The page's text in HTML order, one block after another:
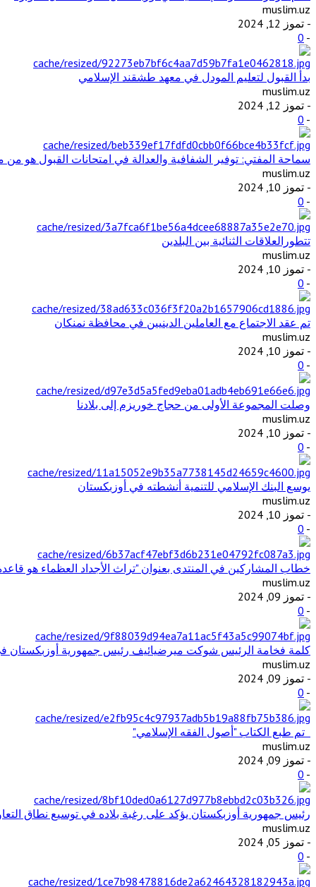
muslim.uz
- تموز 12, 2024
-
0
بدأ القبول لتعليم المودل في معهد طشقند الإسلامي
muslim.uz
- تموز 12, 2024
-
0
سماحة المفتي: توفير الشفافية والعدالة في امتحانات القبول هو من
muslim.uz
- تموز 10, 2024
-
0
تتطورالعلاقات الثنائية بين البلدين
muslim.uz
- تموز 10, 2024
-
0
تم عقد الاجتماع مع العاملين الدينيين في محافظة نمنكان
muslim.uz
- تموز 10, 2024
-
0
وصلت المجموعة الأولى من حجاج خوريزم إلى بلادنا
muslim.uz
- تموز 10, 2024
-
0
يوسع البنك الإسلامي للتنمية أنشطته في أوزبكستان
muslim.uz
- تموز 10, 2024
-
0
خطاب المشاركين في المنتدى بعنوان "تراث الأجداد العظماء هو
muslim.uz
- تموز 09, 2024
-
0
كلمة فخامة الرئيس شوكت ميرضيائيف رئيس جمهورية أوزبكستان في
muslim.uz
- تموز 09, 2024
-
0
تم طبع الكتاب "أصول الفقه الإسلامي"
muslim.uz
- تموز 09, 2024
-
0
رئيس جمهورية أوزبكستان يؤكد على رغبة بلاده في توسيع نطاق
muslim.uz
- تموز 05, 2024
-
0